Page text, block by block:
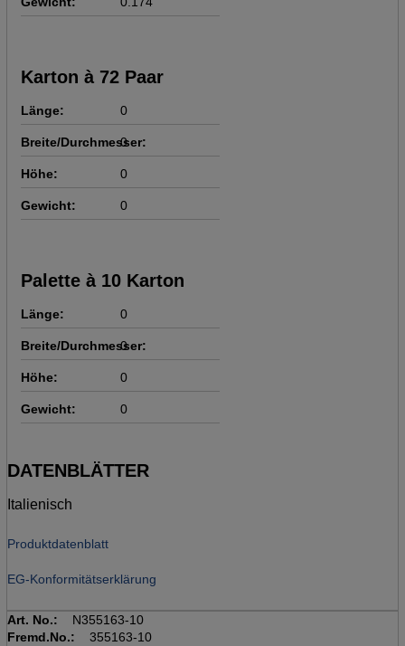
Karton à 72 Paar
Länge: 0
Breite/Durchmesser:
0
Höhe: 0
Gewicht: 0
Palette à 10 Karton
Länge: 0
Breite/Durchmesser:
0
Höhe: 0
Gewicht: 0
DATENBLÄTTER
Italienisch
Produktdatenblatt
EG-Konformitätserklärung
Art. No.:
N355163-10
Fremd.No.:
355163-10